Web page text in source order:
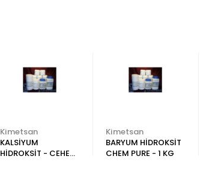
Kimetsan
KALSİYUM
HİDROKSİT - CEHEM
Kimetsan
BARYUM HİDROKSİT
CHEM PURE - 1 KG